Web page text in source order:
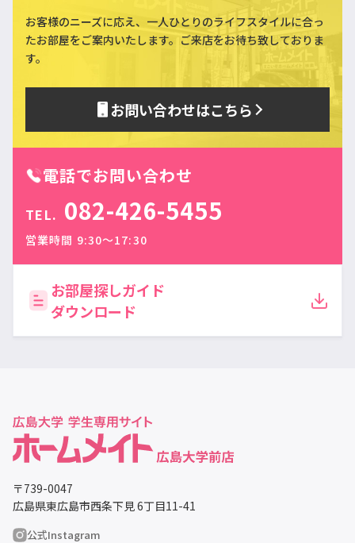
お客様のニーズに応え、一人ひとりのライフスタイルに合っ
たお部屋をご案内いたします。ご来店をお待ち致しておりま
す。
お問い合わせはこちら
電話でお問い合わせ
TEL. 082-426-5455
営業時間 9:30〜17:30
お部屋探しガイド
ダウンロード
〒739-0047
広島県東広島市西条下見 6丁目11-41
公式Instagram